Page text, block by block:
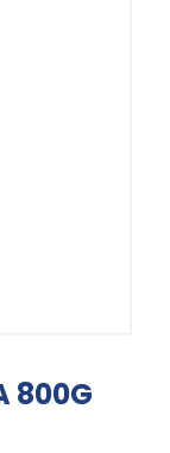
800G